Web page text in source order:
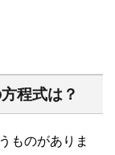
程式は？
ものがありま